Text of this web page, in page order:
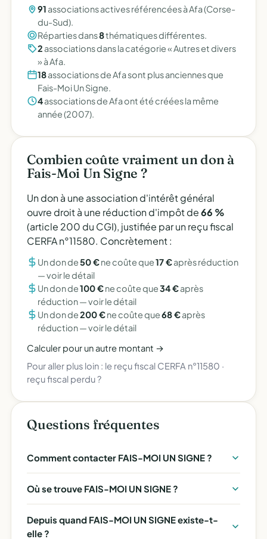
91 associations actives référencées à Afa (Corse-
du-Sud).
Réparties dans8thématiques différentes.
2 associations dans la catégorie « Autres et divers
» à Afa.
18associations de Afa sont plus anciennes que
Fais-Moi Un Signe.
4associations de Afa ont été créées la même
année (2007).
Combien coûte vraiment un don à
Fais-Moi Un Signe ?
Un don à une association d'intérêt général
ouvre droit à une réduction d'impôt de66 %
(article 200 du CGI), justifiée par un reçu fiscal
CERFA n°11580. Concrètement :
Un don de50 €ne coûte que17 €après réduction
—voir le détail
Un don de100 €ne coûte que34 €après
réduction —voir le détail
Un don de200 €ne coûte que68 €après
réduction —voir le détail
Calculer pour un autre montant →
Pour aller plus loin : le reçu fiscal CERFA n°11580 ·
reçu fiscal perdu ?
Questions fréquentes
Comment contacter FAIS-MOI UN SIGNE ?
Où se trouve FAIS-MOI UN SIGNE ?
Depuis quand FAIS-MOI UN SIGNE existe-t-
elle ?